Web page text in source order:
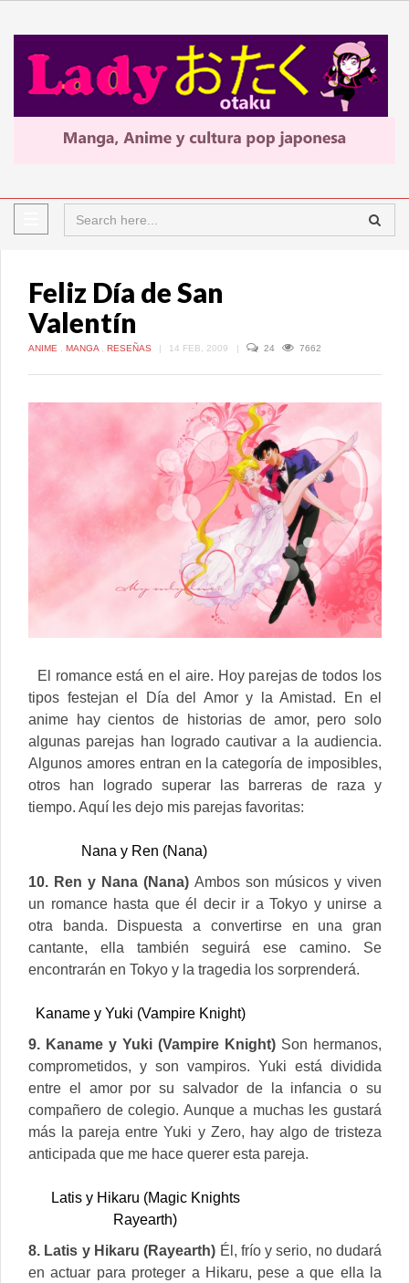
Feliz Día de San
Valentín
ANIME , MANGA , RESEÑAS | 14 FEB, 2009 | 24 7662
El romance está en el aire. Hoy parejas de todos los
tipos festejan el Día del Amor y la Amistad. En el
anime hay cientos de historias de amor, pero solo
algunas parejas han logrado cautivar a la audiencia.
Algunos amores entran en la categoría de imposibles,
otros han logrado superar las barreras de raza y
tiempo. Aquí les dejo mis parejas favoritas:
Nana y Ren (Nana)
10. Ren y Nana (Nana) Ambos son músicos y viven
un romance hasta que él decir ir a Tokyo y unirse a
otra banda. Dispuesta a convertirse en una gran
cantante, ella también seguirá ese camino. Se
encontrarán en Tokyo y la tragedia los sorprenderá.
Kaname y Yuki (Vampire Knight)
9. Kaname y Yuki (Vampire Knight) Son hermanos,
comprometidos, y son vampiros. Yuki está dividida
entre el amor por su salvador de la infancia o su
compañero de colegio. Aunque a muchas les gustará
más la pareja entre Yuki y Zero, hay algo de tristeza
anticipada que me hace querer esta pareja.
Latis y Hikaru (Magic Knights
Rayearth)
8. Latis y Hikaru (Rayearth) Él, frío y serio, no dudará
en actuar para proteger a Hikaru, pese a que ella la